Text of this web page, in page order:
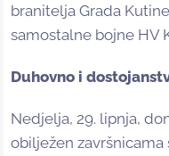
branitelja Grada
samostalne bojne HV
Duhovno i
Nedjelja, 29. lipnja,
obilježen